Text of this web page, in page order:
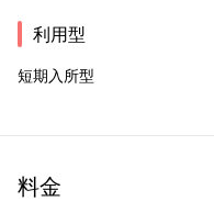
利用型
短期入所型
料金